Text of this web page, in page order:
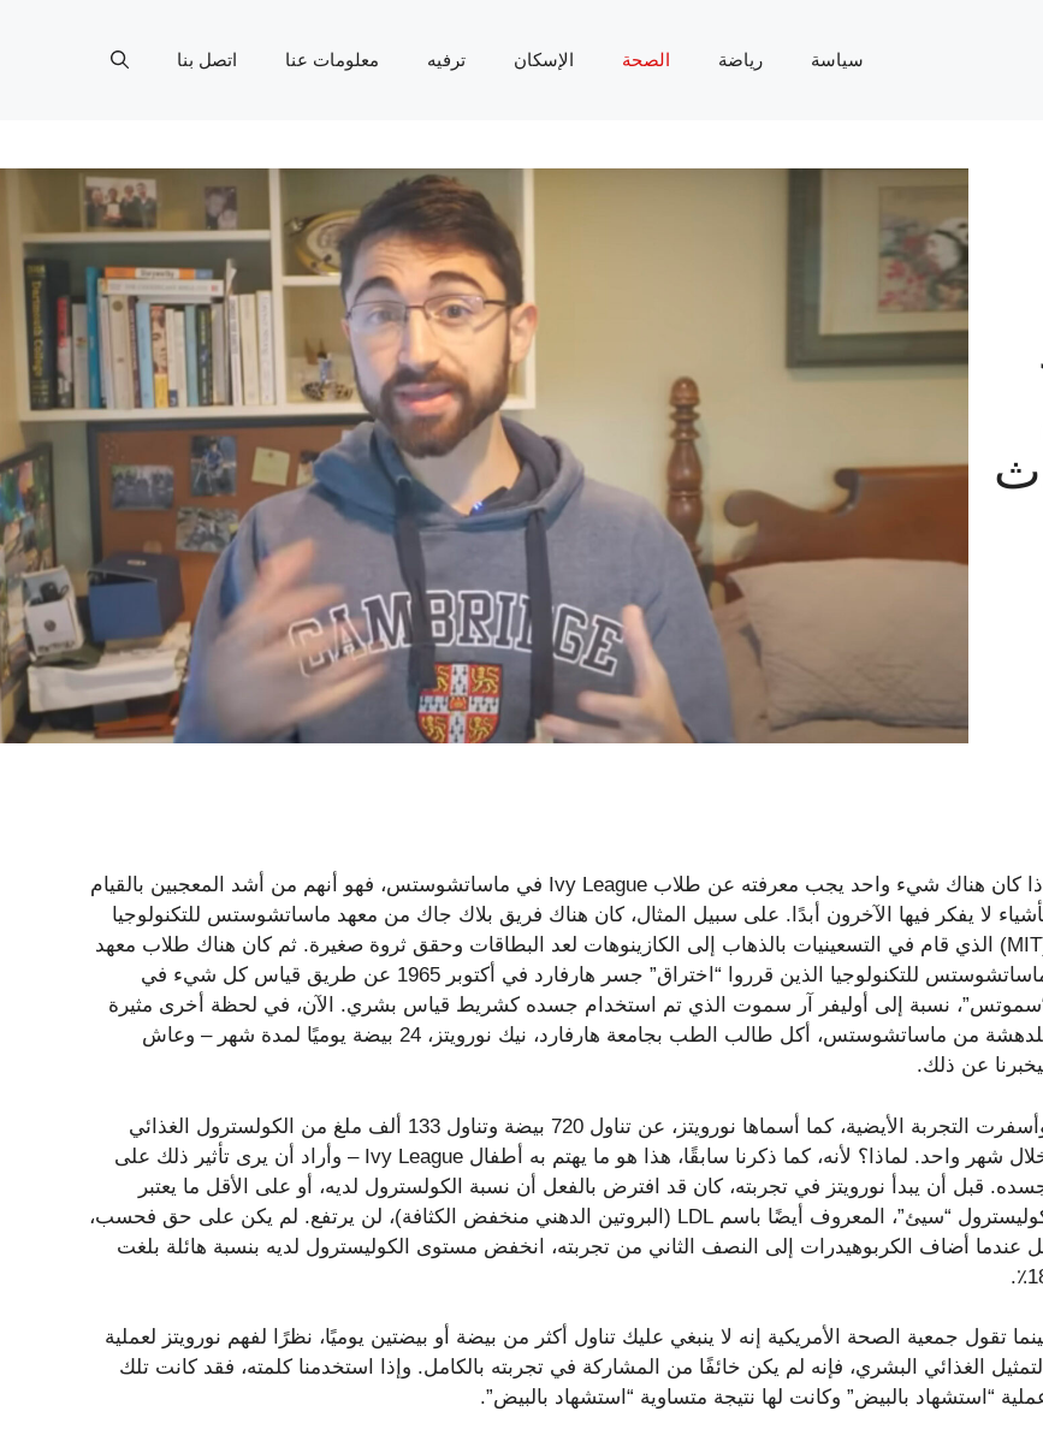
سياسة رياضة الصحة الإسكان ترفيه معلومات عنا اتصل بنا
إذا كان هناك شيء واحد يجب معرفته عن طلاب Ivy League في ماساتشوستس، فهو أنهم من أشد المعجبين بالقيام
لا يفكر فيها الآخرون أبدًا. على سبيل المثال، كان هناك فريق بلاك جاك من معهد ماساتشوستس للتكنولوجيا
(MIT) الذي قام في التسعينيات بالذهاب إلى الكازينوهات لعد البطاقات وحقق ثروة صغيرة. ثم كان هناك طلاب معهد
ماساتشوستس للتكنولوجيا الذين قرروا “اختراق” جسر هارفارد في أكتوبر 1965 عن طريق قياس كل شيء في
نسبة إلى أوليفر آر سموت الذي تم استخدام جسده كشريط قياس بشري. الآن، في لحظة أخرى مثيرة
للدهشة من ماساتشوستس، أكل طالب الطب بجامعة هارفارد، نيك نورويتز، 24 بيضة يوميًا لمدة شهر – وعاش
عن ذلك.
وأسفرت التجربة الأيضية، كما أسماها نورويتز، عن تناول 720 بيضة وتناول 133 ألف ملغ من الكولسترول الغذائي
خلال شهر واحد. لماذا؟ لأنه، كما ذكرنا سابقًا، هذا هو ما يهتم به أطفال Ivy League – وأراد أن يرى تأثير ذلك على
قبل أن يبدأ نورويتز في تجربته، كان قد افترض بالفعل أن نسبة الكولسترول لديه، أو على الأقل ما يعتبر
كوليسترول “سيئ”، المعروف أيضًا باسم LDL (البروتين الدهني منخفض الكثافة)، لن يرتفع. لم يكن على حق فحسب،
عندما أضاف الكربوهيدرات إلى النصف الثاني من تجربته، انخفض مستوى الكوليسترول لديه بنسبة هائلة بلغت
تقول جمعية الصحة الأمريكية إنه لا ينبغي عليك تناول أكثر من بيضة أو بيضتين يوميًا، نظرًا لفهم نورويتز لعملية
التمثيل الغذائي البشري، فإنه لم يكن خائفًا من المشاركة في تجربته بالكامل. وإذا استخدمنا كلمته، فقد كانت تلك
“استشهاد بالبيض” وكانت لها نتيجة متساوية “استشهاد بالبيض”.